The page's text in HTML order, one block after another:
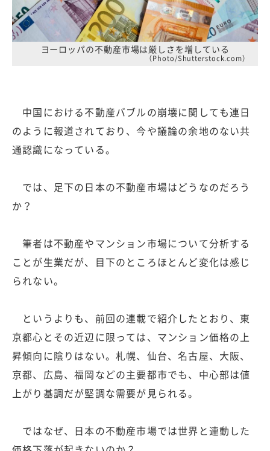
ヨーロッパの不動産市場は厳しさを増している
（Photo/Shutterstock.com）
中国における不動産バブルの崩壊に関しても連日
のように報道されており、今や議論の余地のない共
通認識になっている。
では、足下の日本の不動産市場はどうなのだろう
か？
筆者は不動産やマンション市場について分析する
ことが生業だが、目下のところほとんど変化は感じ
られない。
というよりも、前回の連載で紹介したとおり、東
京都心とその近辺に限っては、マンション価格の上
昇傾向に陰りはない。札幌、仙台、名古屋、大阪、
京都、広島、福岡などの主要都市でも、中心部は値
上がり基調だが堅調な需要が見られる。
ではなぜ、日本の不動産市場では世界と連動した